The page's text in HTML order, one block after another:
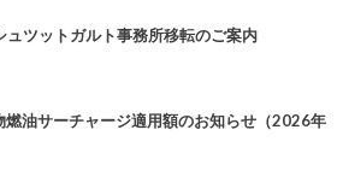
ュツットガルト事務所移転のご案内
燃油サーチャージ適用額のお知らせ（2026年